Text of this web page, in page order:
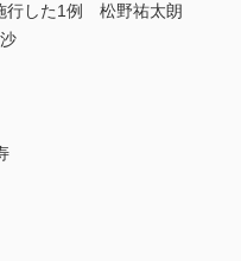
行した1例 松野祐太朗